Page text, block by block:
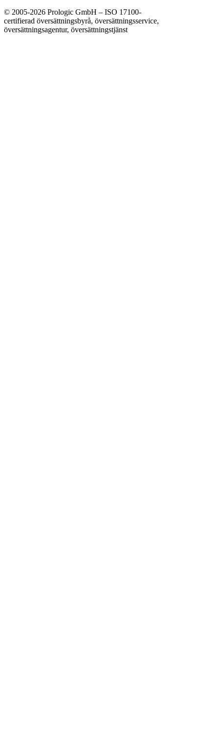
© 2005-2026 Prologic GmbH – ISO 17100-
certifierad översättningsbyrå, översättningsservice,
översättningsagentur, översättningstjänst